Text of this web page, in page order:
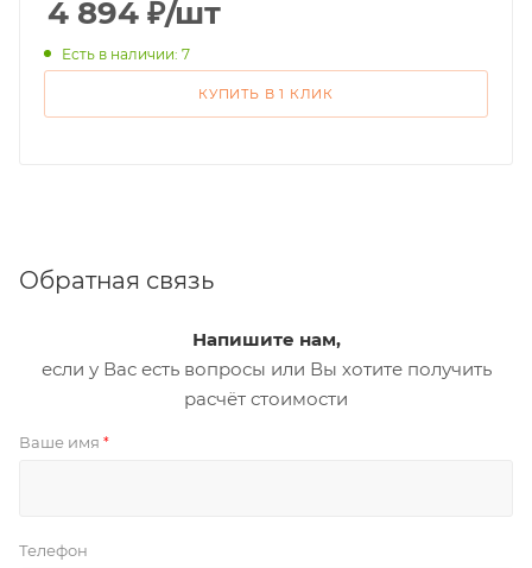
4 894 ₽/шт
Есть в наличии: 7
КУПИТЬ В 1 КЛИК
Обратная связь
Напишите нам,
если у Вас есть вопросы или Вы хотите получить
расчёт стоимости
Ваше имя *
Телефон